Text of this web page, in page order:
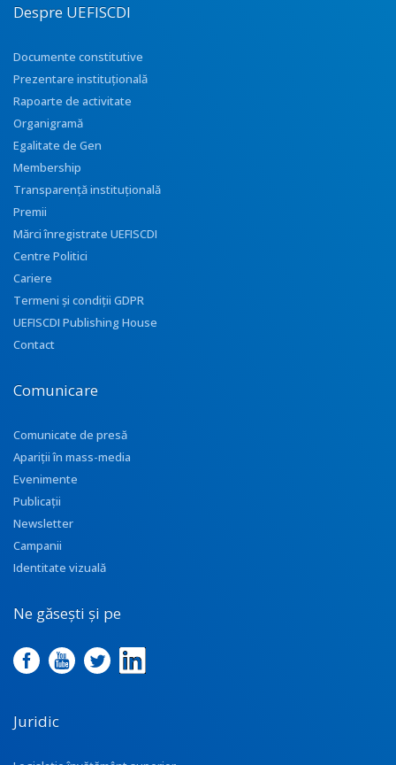
Despre UEFISCDI
Documente constitutive
Prezentare instituţională
Rapoarte de activitate
Organigramă
Egalitate de Gen
Membership
Transparenţă instituţională
Premii
Mărci înregistrate UEFISCDI
Centre Politici
Cariere
Termeni și condiții GDPR
UEFISCDI Publishing House
Contact
Comunicare
Comunicate de presă
Apariţii în mass-media
Evenimente
Publicații
Newsletter
Campanii
Identitate vizuală
Ne găsești și pe
Juridic